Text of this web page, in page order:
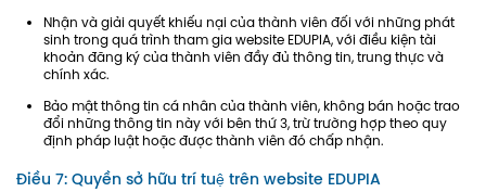
Nhận và giải quyết khiếu nại của thành viên đối với những phát
sinh trong quá trình tham gia website EDUPIA, với điều kiện tài
khoản đăng ký của thành viên đầy đủ thông tin, trung thực và
chính xác.
Bảo mật thông tin cá nhân của thành viên, không bán hoặc trao
đổi những thông tin này với bên thứ 3, trừ trường hợp theo quy
định pháp luật hoặc được thành viên đó chấp nhận.
Điều 7: Quyền sở hữu trí tuệ trên website EDUPIA